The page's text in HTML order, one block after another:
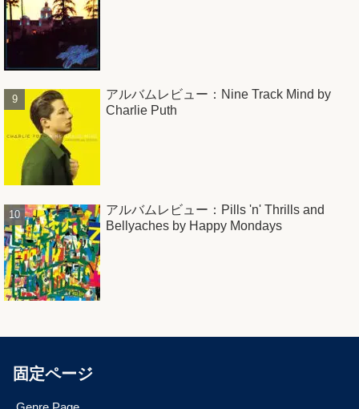
アルバムレビュー：Nine Track Mind by
Charlie Puth
アルバムレビュー：Pills 'n' Thrills and
Bellyaches by Happy Mondays
固定ページ